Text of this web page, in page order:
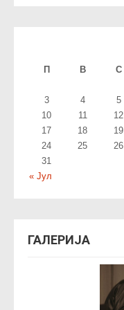
П В С
« Јул
3
4 5
10
11 12
17
18 19
24
25 26
31
ГАЛЕРИЈА